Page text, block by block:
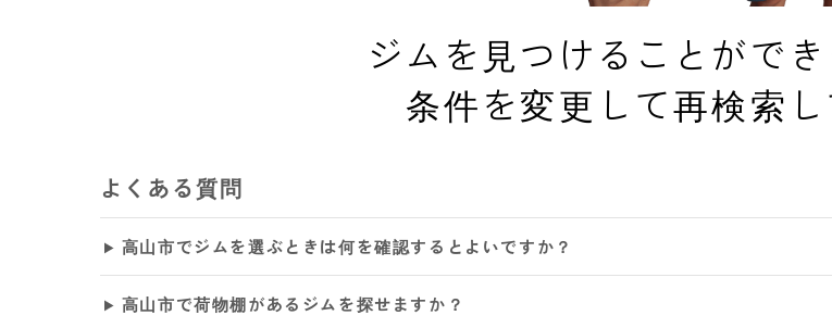
ジムを見つけることができ
条件を変更して再検索し
よくある質問
高山市でジムを選ぶときは何を確認するとよいですか？
高山市で荷物棚があるジムを探せますか？